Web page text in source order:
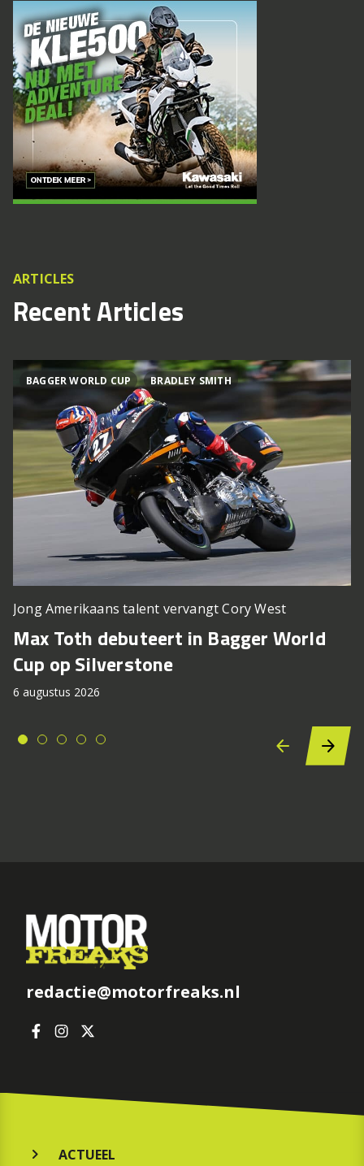
ARTICLES
Recent Articles
BAGGER WORLD CUP BRADLEY SMITH
Jong Amerikaans talent vervangt Cory West
Max Toth debuteert in Bagger World
Cup op Silverstone
6 augustus 2026
redactie@motorfreaks.nl
ACTUEEL